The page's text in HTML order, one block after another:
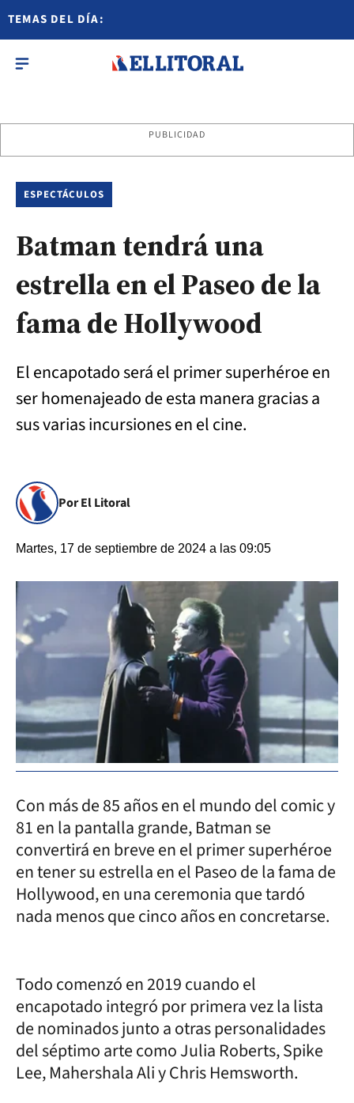
TEMAS DEL DÍA:
PUBLICIDAD
ESPECTÁCULOS
Batman tendrá una
estrella en el Paseo de la
fama de Hollywood
El encapotado será el primer superhéroe en
ser homenajeado de esta manera gracias a
sus varias incursiones en el cine.
Por El Litoral
Martes, 17 de septiembre de 2024 a las 09:05
Con más de 85 años en el mundo del comic y
81 en la pantalla grande, Batman se
convertirá en breve en el primer superhéroe
en tener su estrella en el Paseo de la fama de
Hollywood, en una ceremonia que tardó
nada menos que cinco años en concretarse.
Todo comenzó en 2019 cuando el
encapotado integró por primera vez la lista
de nominados junto a otras personalidades
del séptimo arte como Julia Roberts, Spike
Lee, Mahershala Ali y Chris Hemsworth.